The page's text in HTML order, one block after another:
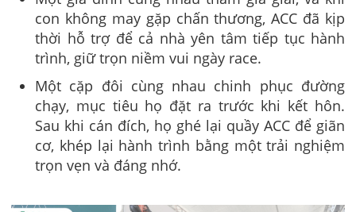
con không may gặp chấn thương, ACC đã kịp
thời hỗ trợ để cả nhà yên tâm tiếp tục hành
trình, giữ trọn niềm vui ngày race.
Một cặp đôi cùng nhau chinh phục đường
chạy, mục tiêu họ đặt ra trước khi kết hôn.
Sau khi cán đích, họ ghé lại quầy ACC để giãn
cơ, khép lại hành trình bằng một trải nghiệm
trọn vẹn và đáng nhớ.